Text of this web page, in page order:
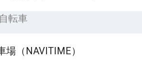
転車
場（NAVITIME）